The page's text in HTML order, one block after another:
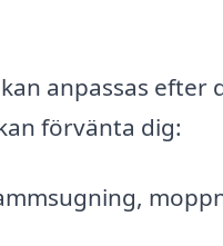
anpassas efter
förvänta dig: